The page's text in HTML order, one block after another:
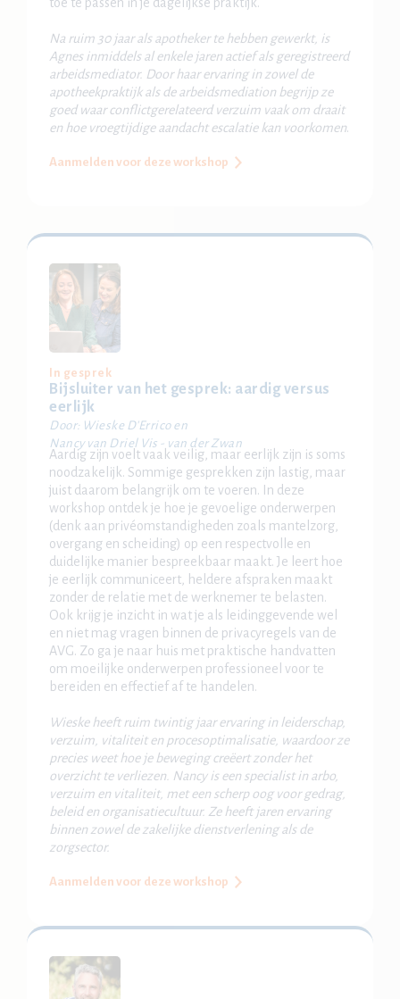
toe te passen in je dagelijkse praktijk.
Na ruim 30 jaar als apotheker te hebben gewerkt, is
Agnes inmiddels al enkele jaren actief als geregistreerd
arbeidsmediator. Door haar ervaring in zowel de
apotheekpraktijk als de arbeidsmediation begrijp ze
goed waar conflictgerelateerd verzuim vaak om draait
en hoe vroegtijdige aandacht escalatie kan voorkomen.
Aanmelden voor deze workshop
In gesprek
Bijsluiter van het gesprek: aardig versus
eerlijk
Door: Wieske D'Errico en
Nancy van Driel Vis - van der Zwan
Aardig zijn voelt vaak veilig, maar eerlijk zijn is soms
noodzakelijk. Sommige gesprekken zijn lastig, maar
juist daarom belangrijk om te voeren. In deze
workshop ontdek je hoe je gevoelige onderwerpen
(denk aan privéomstandigheden zoals mantelzorg,
overgang en scheiding) op een respectvolle en
duidelijke manier bespreekbaar maakt. Je leert hoe
je eerlijk communiceert, heldere afspraken maakt
zonder de relatie met de werknemer te belasten.
Ook krijg je inzicht in wat je als leidinggevende wel
en niet mag vragen binnen de privacyregels van de
AVG. Zo ga je naar huis met praktische handvatten
om moeilijke onderwerpen professioneel voor te
bereiden en effectief af te handelen.
Wieske heeft ruim twintig jaar ervaring in leiderschap,
verzuim, vitaliteit en procesoptimalisatie, waardoor ze
precies weet hoe je beweging creëert zonder het
overzicht te verliezen. Nancy is een specialist in arbo,
verzuim en vitaliteit, met een scherp oog voor gedrag,
beleid en organisatiecultuur. Ze heeft jaren ervaring
binnen zowel de zakelijke dienstverlening als de
zorgsector.
Aanmelden voor deze workshop